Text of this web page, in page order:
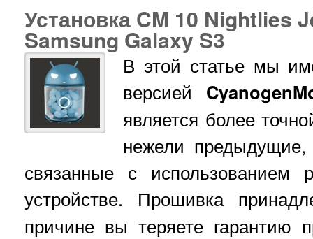
Установка CM 10 Nightlies
Samsung Galaxy S3
В этой статье мы
версией
является более
нежели предыдущие,
связанные с использованием
устройстве. Прошивка
причине вы теряете гарантию